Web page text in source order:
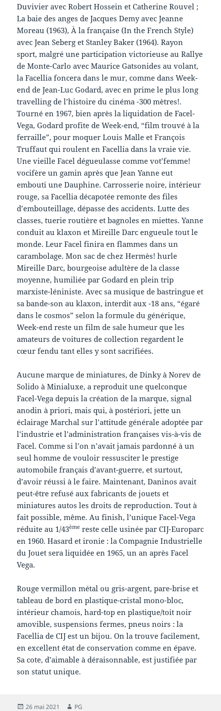
Duvivier avec Robert Hossein et Catherine Rouvel ;
La baie des anges de Jacques Demy avec Jeanne
Moreau (1963), À la française (In the French Style)
avec Jean Seberg et Stanley Baker (1964). Rayon
sport, malgré une participation victorieuse au Rallye
de Monte-Carlo avec Maurice Gatsonides au volant,
la Facellia foncera dans le mur, comme dans Week-
end de Jean-Luc Godard, avec en prime le plus long
travelling de l’histoire du cinéma -300 mètres!.
Tourné en 1967, bien après la liquidation de Facel-
Vega, Godard profite de Week-end, “film trouvé à la
ferraille”, pour moquer Louis Malle et François
Truffaut qui roulent en Facellia dans la vraie vie.
Une vieille Facel dégueulasse comme vot’femme!
vocifère un gamin après que Jean Yanne eut
embouti une Dauphine. Carrosserie noire, intérieur
rouge, sa Facellia décapotée remonte des files
d’embouteillage, dépasse des accidents. Lutte des
classes, tuerie routière et bagnoles en miettes. Yanne
conduit au klaxon et Mireille Darc engueule tout le
monde. Leur Facel finira en flammes dans un
carambolage. Mon sac de chez Hermès! hurle
Mireille Darc, bourgeoise adultère de la classe
moyenne, humiliée par Godard en plein trip
marxiste-léniniste. Avec sa musique de bastringue et
sa bande-son au klaxon, interdit aux -18 ans, “égaré
dans le cosmos” selon la formule du générique,
Week-end reste un film de sale humeur que les
amateurs de voitures de collection regardent le
cœur fendu tant elles y sont sacrifiées.
Aucune marque de miniatures, de Dinky à Norev de
Solido à Minialuxe, a reproduit une quelconque
Facel-Vega depuis la création de la marque, signal
anodin à priori, mais qui, à postériori, jette un
éclairage Marchal sur l’attitude générale adoptée par
l’industrie et l’administration françaises vis-à-vis de
Facel. Comme si l’on n’avait jamais pardonné à un
seul homme de vouloir ressusciter le prestige
automobile français d’avant-guerre, et surtout,
d’avoir réussi à le faire. Maintenant, Daninos avait
peut-être refusé aux fabricants de jouets et
miniatures autos les droits de reproduction. Tout à
fait possible, même. Au finish, l’unique Facel-Vega
réduite au 1/43ème reste celle usinée par CIJ-Europarc
en 1960. Hasard et ironie : la Compagnie Industrielle
du Jouet sera liquidée en 1965, un an après Facel
Vega.
Rouge vermillon métal ou gris-argent, pare-brise et
tableau de bord en plastique-cristal mono-bloc,
intérieur chamois, hard-top en plastique/toit noir
amovible, suspensions fermes, pneus noirs : la
Facellia de CIJ est un bijou. On la trouve facilement,
en excellent état de conservation comme en épave.
Sa cote, d’aimable à déraisonnable, est justifiée par
son statut unique.
Publié
26 mai 2021 Auteur
PG